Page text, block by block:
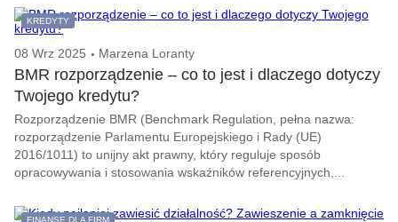
KREDYTY
08 Wrz 2025 Marzena Loranty
BMR rozporządzenie – co to jest i dlaczego dotyczy
Twojego kredytu?
Rozporządzenie BMR (Benchmark Regulation, pełna nazwa:
rozporządzenie Parlamentu Europejskiego i Rady (UE)
2016/1011) to unijny akt prawny, który reguluje sposób
opracowywania i stosowania wskaźników referencyjnych,...
FINANSE DLA FIRM